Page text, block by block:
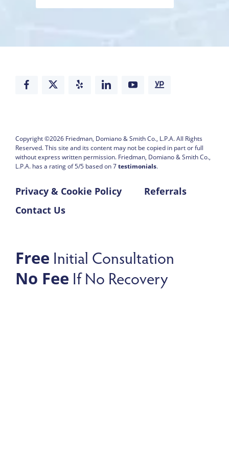
Copyright ©2026 Friedman, Domiano & Smith Co., L.P.A.All Rights
Reserved. This site and its content may not be copied in part or full
without express written permission. Friedman, Domiano & Smith Co.,
L.P.A. has a rating of5/5 based on7testimonials.
Privacy & Cookie Policy
Referrals
Contact Us
Free Initial Consultation
No Fee If No Recovery